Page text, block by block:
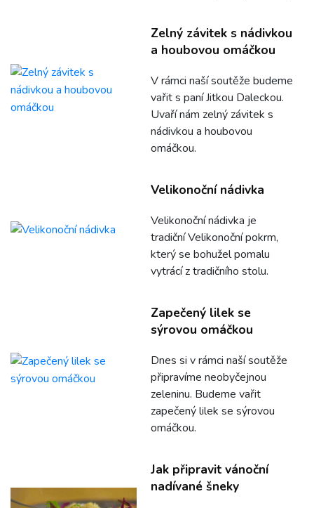
Zelný závitek s nádivkou
a houbovou omáčkou
V rámci naší soutěže budeme
vařit s paní Jitkou Daleckou.
Uvaří nám zelný závitek s
nádivkou a houbovou
omáčkou.
Velikonoční nádivka
Velikonoční nádivka je
tradiční Velikonoční pokrm,
který se bohužel pomalu
vytrácí z tradičního stolu.
Zapečený lilek se
sýrovou omáčkou
Dnes si v rámci naší soutěže
připravíme neobyčejnou
zeleninu. Budeme vařit
zapečený lilek se sýrovou
omáčkou.
Jak připravit vánoční
nadívané šneky